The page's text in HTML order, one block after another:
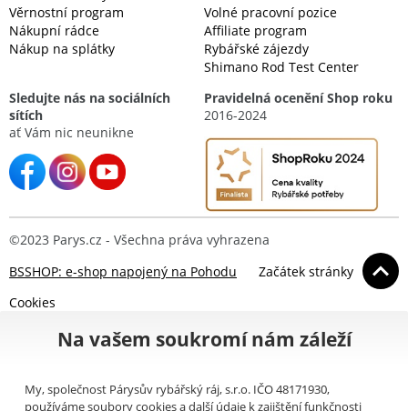
Věrnostní program
Nákupní rádce
Nákup na splátky
Volné pracovní pozice
Affiliate program
Rybářské zájezdy
Shimano Rod Test Center
Sledujte nás na sociálních
sítích
ať Vám nic neunikne
Pravidelná ocenění Shop roku
2016-2024
©2023 Parys.cz - Všechna práva vyhrazena
BSSHOP: e-shop napojený na Pohodu
Začátek stránky
Cookies
Na vašem soukromí nám záleží
My, společnost Párysův rybářský ráj, s.r.o. IČO 48171930,
používáme soubory cookies a další údaje k zajištění funkčnosti